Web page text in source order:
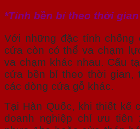
*Tính bền bỉ theo thời gian
Với những đặc tính chống
cửa còn có thể va chạm
va chạm khác nhau. Cấu
cửa bền bỉ theo thời gian,
các dòng cửa gỗ khác.
Tại Hàn Quốc, khi thiết kế
doanh nghiệp chỉ ưu